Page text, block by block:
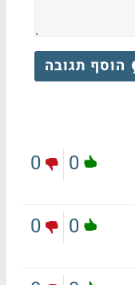
הוסף תגובה
0
0
0
0